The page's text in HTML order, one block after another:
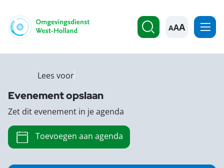
A
Lees voor
Evenement opslaan
Zet dit evenement in je agenda
Toevoegen aan agenda